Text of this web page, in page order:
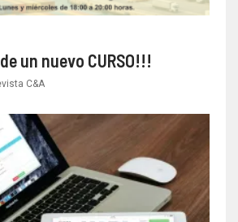
un nuevo CURSO!!!
C&A